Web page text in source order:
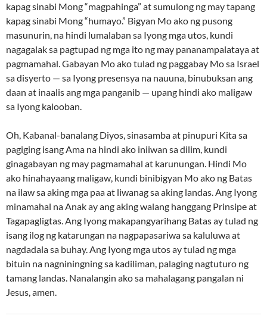
kapag sinabi Mong “magpahinga” at sumulong ng may tapang
kapag sinabi Mong “humayo.” Bigyan Mo ako ng pusong
masunurin, na hindi lumalaban sa Iyong mga utos, kundi
nagagalak sa pagtupad ng mga ito ng may pananampalataya at
pagmamahal. Gabayan Mo ako tulad ng paggabay Mo sa Israel
sa disyerto — sa Iyong presensya na nauuna, binubuksan ang
daan at inaalis ang mga panganib — upang hindi ako maligaw
sa Iyong kalooban.
Oh, Kabanal-banalang Diyos, sinasamba at pinupuri Kita sa
pagiging isang Ama na hindi ako iniiwan sa dilim, kundi
ginagabayan ng may pagmamahal at karunungan. Hindi Mo
ako hinahayaang maligaw, kundi binibigyan Mo ako ng Batas
na ilaw sa aking mga paa at liwanag sa aking landas. Ang Iyong
minamahal na Anak ay ang aking walang hanggang Prinsipe at
Tagapagligtas. Ang Iyong makapangyarihang Batas ay tulad ng
isang ilog ng katarungan na nagpapasariwa sa kaluluwa at
nagdadala sa buhay. Ang Iyong mga utos ay tulad ng mga
bituin na nagniningning sa kadiliman, palaging nagtuturo ng
tamang landas. Nanalangin ako sa mahalagang pangalan ni
Jesus, amen.